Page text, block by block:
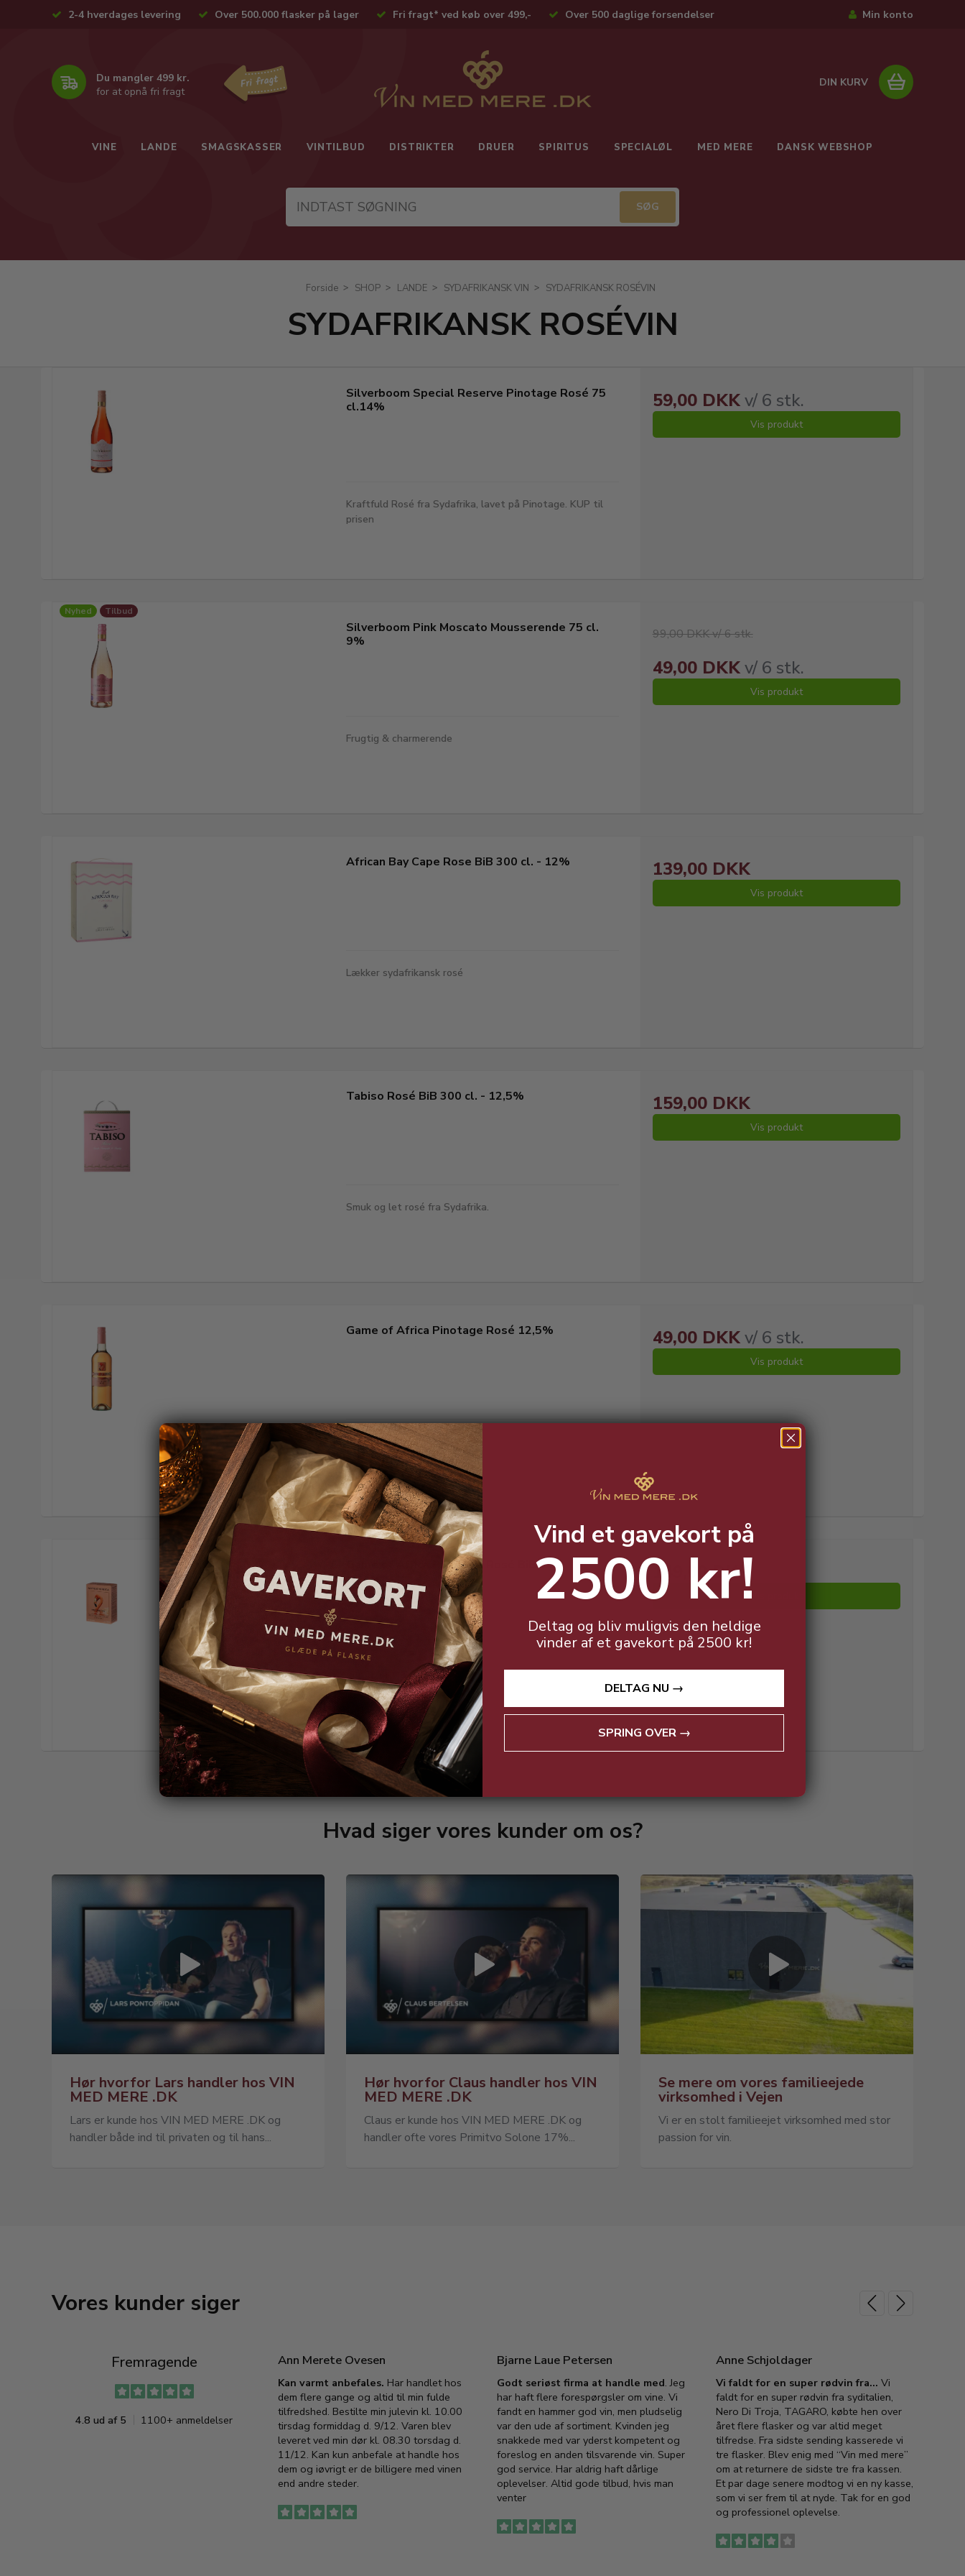
2-4 hverdages levering Over 500.000 flasker på lager Fri fragt* ved køb over 499,- Over 500 daglige forsendelser Min konto
Du mangler 499 kr.
for at opnå fri fragt
DIN KURV
VINE LANDE SMAGSKASSER VINTILBUD DISTRIKTER DRUER SPIRITUS SPECIALØL MED MERE DANSK WEBSHOP
Forside SHOP LANDE SYDAFRIKANSK VIN SYDAFRIKANSK ROSÉVIN
SYDAFRIKANSK ROSÉVIN
Silverboom Special Reserve Pinotage Rosé 75
cl.14%
Kraftfuld Rosé fra Sydafrika, lavet på Pinotage. KUP til
prisen
59,00 DKKv/ 6 stk.
Vis produkt
Nyhed Tilbud
Silverboom Pink Moscato Mousserende 75 cl.
9%
Frugtig & charmerende
99,00 DKK v/ 6 stk.
49,00 DKKv/ 6 stk.
Vis produkt
African Bay Cape Rose BiB 300 cl. - 12%
Lækker sydafrikansk rosé
139,00 DKK
Vis produkt
Tabiso Rosé BiB 300 cl. - 12,5%
Smuk og let rosé fra Sydafrika.
159,00 DKK
Vis produkt
Game of Africa Pinotage Rosé 12,5%
Sprød, frisk og frugtig.
49,00 DKKv/ 6 stk.
Vis produkt
Game of Africa Pinotage Rosé BiB 3 L.
Sprød, frisk og frugtig.
149,00 DKK
Vis produkt
Hvad siger vores kunder om os?
Hør hvorfor Lars handler hos VIN
MED MERE .DK
Lars er kunde hos VIN MED MERE .DK og
handler både ind til privaten og til hans...
Hør hvorfor Claus handler hos VIN
MED MERE .DK
Claus er kunde hos VIN MED MERE .DK og
handler ofte vores Primitvo Solone 17%...
Se mere om vores familieejede
virksomhed i Vejen
Vi er en stolt familieejet virksomhed med stor
passion for vin.
Vores kunder siger
Fremragende
4.8 ud af 5 1100+ anmeldelser
Ann Merete Ovesen
Kan varmt anbefales. Har handlet hos
dem flere gange og altid til min fulde
tilfredshed. Bestilte min julevin kl. 10.00
tirsdag formiddag d. 9/12. Varen blev
leveret ved min dør kl. 08.30 torsdag d.
11/12. Kan kun anbefale at handle hos
dem og iøvrigt er de billigere med vinen
end andre steder.
Bjarne Laue Petersen
Godt seriøst firma at handle med. Jeg
har haft flere forespørgsler om vine. Vi
fandt en hammer god vin, men pludselig
var den ude af sortiment. Kvinden jeg
snakkede med var yderst kompetent og
foreslog en anden tilsvarende vin. Super
god service. Har aldrig haft dårlige
oplevelser. Altid gode tilbud, hvis man
venter
Anne Schjoldager
Vi faldt for en super rødvin fra… Vi
faldt for en super rødvin fra syditalien,
Nero Di Troja, TAGARO, købte hen over
året flere flasker og var altid meget
tilfredse. Fra sidste sending kasserede vi
tre flasker. Blev enig med “Vin med mere”
om at returnere de sidste tre fra kassen.
Et par dage senere modtog vi en ny kasse,
som vi ser frem til at nyde. Tak for en god
og professionel oplevelse.
Vind et gavekort på
2500 kr!
Deltag og bliv muligvis den heldige
vinder af et gavekort på 2500 kr!
DELTAG NU →
SPRING OVER →